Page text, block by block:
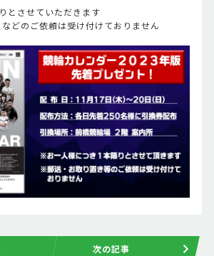
とさせていただきます
どのご依頼は受け付けておりません
次の記事